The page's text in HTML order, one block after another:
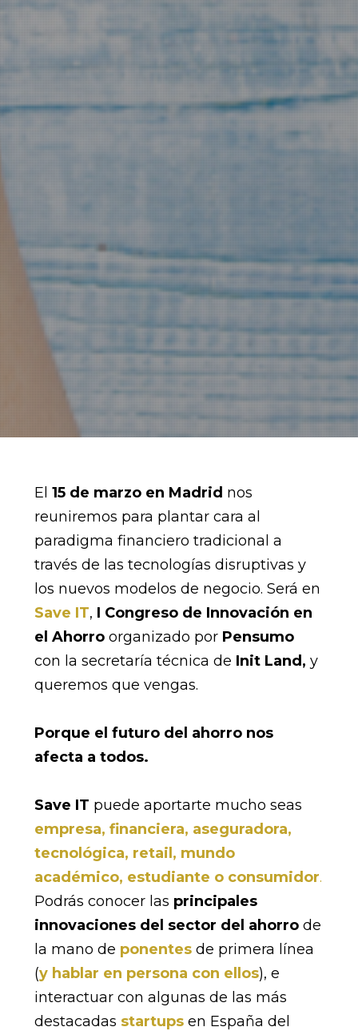
El 15 de marzo en Madrid nos
reuniremos para plantar cara al
paradigma financiero tradicional a
través de las tecnologías disruptivas y
los nuevos modelos de negocio. Será en
Save IT, I Congreso de Innovación en
el Ahorroorganizado por Pensumo
con la secretaría técnica de Init Land, y
queremos que vengas.
Porque el futuro del ahorro nos
afecta a todos.
Save IT puede aportarte mucho seas
empresa, financiera, aseguradora,
tecnológica, retail, mundo
académico, estudiante o consumidor.
Podrás conocer las principales
innovaciones del sector del ahorrode
la mano de ponentes de primera línea
(y hablar en persona con ellos), e
interactuar con algunas de las más
destacadas startups en España del